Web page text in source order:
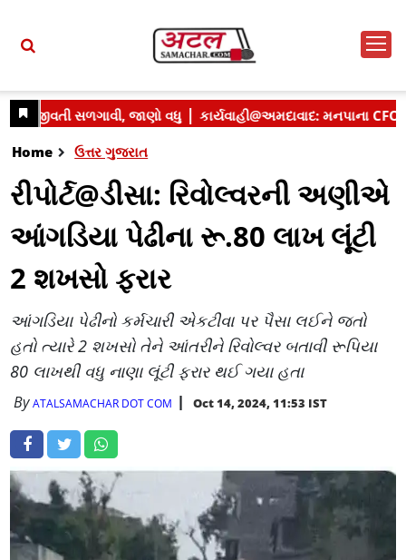
Home ઉત્તર ગુજરાત
રીપોર્ટ@ડીસા: રિવોલ્વરની અણીએ
આંગડિયા પેઢીના રૂ.80 લાખ લૂંટી
2 શખસો ફરાર
આંગડિયા પેઢીનો કર્મચારી એકટીવા પર પૈસા લઈને જતો
હતો ત્યારે 2 શખસો તેને આંતરીને રિવોલ્વર બતાવી રૂપિયા
80 લાખથી વધુ નાણા લૂંટી ફરાર થઈ ગયા હતા
ByATALSAMACHAR DOT COM Oct 14, 2024, 11:53 IST